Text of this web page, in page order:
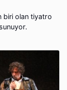
biri olan tiyatro